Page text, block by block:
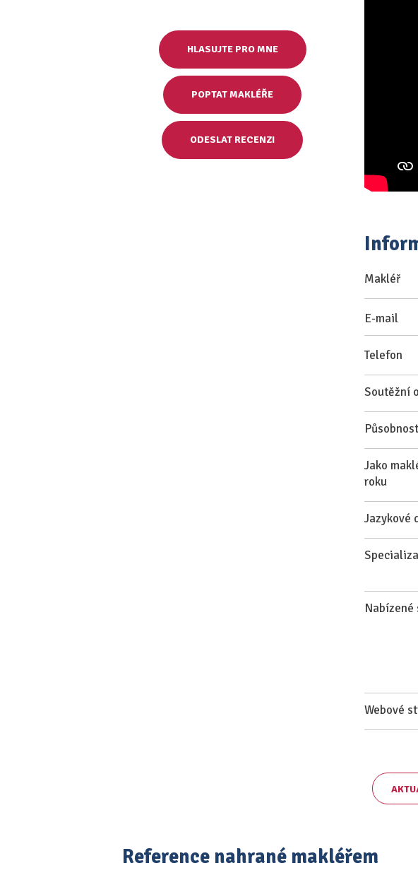
HLASUJTE PRO MNE
POPTAT MAKLÉŘE
ODESLAT RECENZI
Makléř
E-mail
Telefon
Soutěžní
Působnost
Jako
roku
Jazykové
Nabízené
Webové
Reference nahrané makléřem